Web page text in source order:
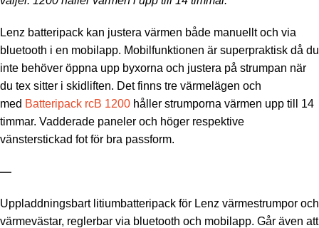
Lenz batteripack kan justera värmen både manuellt och via
bluetooth i en mobilapp. Mobilfunktionen är superpraktisk då du
inte behöver öppna upp byxorna och justera på strumpan när
du tex sitter i skidliften. Det finns tre värmelägen och
med Batteripack rcB 1200 håller strumporna värmen upp till 14
timmar. Vadderade paneler och höger respektive
vänsterstickad fot för bra passform.
—
Uppladdningsbart litiumbatteripack för Lenz värmestrumpor och
värmevästar, reglerbar via bluetooth och mobilapp. Går även att